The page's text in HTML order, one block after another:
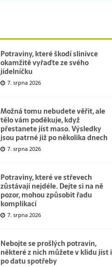
Potraviny, které škodí slinivce
okamžitě vyřaďte ze svého
jídelníčku
7. srpna 2026
Možná tomu nebudete věřit, ale
tělo vám poděkuje, když
přestanete jíst maso. Výsledky
jsou patrné již po několika dnech
7. srpna 2026
Potraviny, které ve střevech
zůstávají nejdéle. Dejte si na ně
pozor, mohou způsobit řadu
komplikací
7. srpna 2026
Nebojte se prošlých potravin,
některé z nich můžete v klidu jíst i
po datu spotřeby